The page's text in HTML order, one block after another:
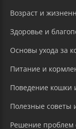
Возраст и
Здоровье и
Основы ухода за
Питание и
Поведение кошки
Полезные советы
Решение проблем